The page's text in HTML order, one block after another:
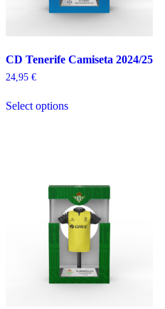
CD Tenerife Camiseta 2024/25
24,95 €
Select options